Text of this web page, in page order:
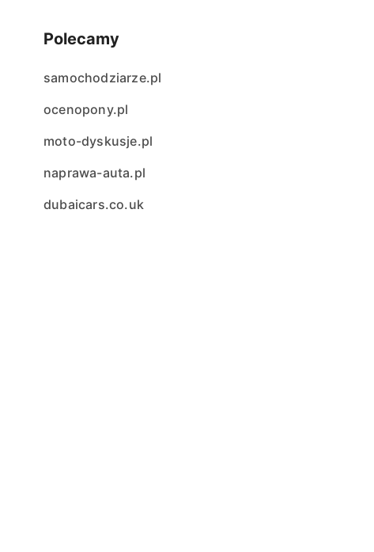
Polecamy
samochodziarze.pl
ocenopony.pl
moto-dyskusje.pl
naprawa-auta.pl
dubaicars.co.uk